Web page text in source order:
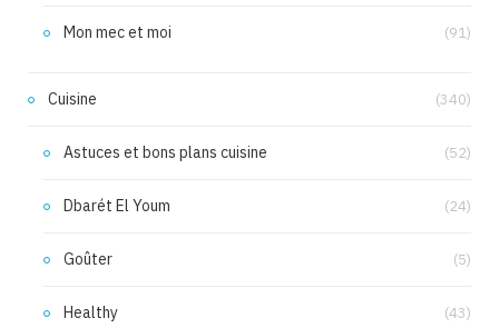
Mon mec et moi (91)
Cuisine (340)
Astuces et bons plans cuisine (52)
Dbarét El Youm (24)
Goûter (5)
Healthy (43)